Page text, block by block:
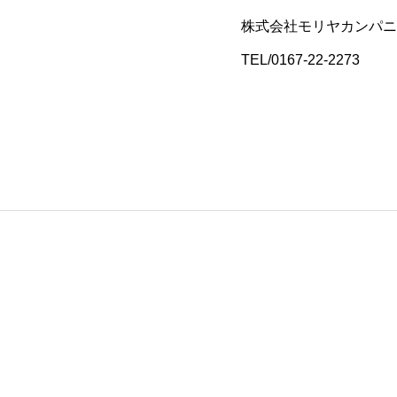
株式会社モリヤカンパ
TEL/0167-22-2273